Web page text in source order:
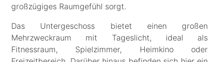
großzügiges Raumgefühl sorgt.
Das Untergeschoss bietet einen großen
Mehrzweckraum mit Tageslicht, ideal als
Fitnessraum, Spielzimmer, Heimkino oder